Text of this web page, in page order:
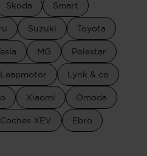
Skoda Smart
Suzuki Toyota
MG Polestar
Leapmotor Lynk & co
Xiaomi Omoda
Coches XEV Ebro